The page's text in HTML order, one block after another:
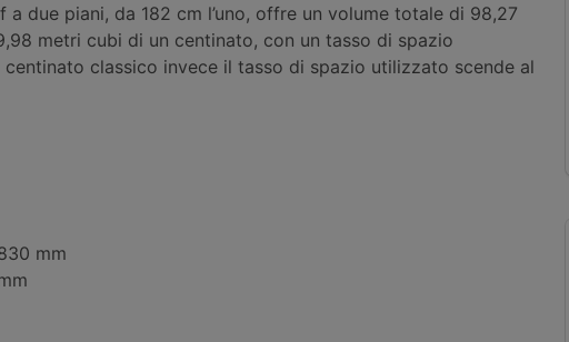
due piani, da 182 cm l’uno, offre un volume totale di 98,27
metri cubi di un centinato, con un tasso di spazio
classico invece il tasso di spazio utilizzato scende al
mm